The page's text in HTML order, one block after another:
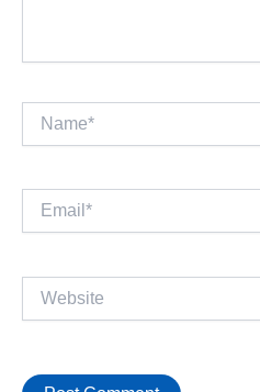
Email*